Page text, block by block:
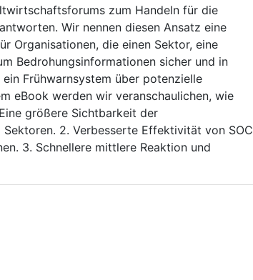
zum Handeln für die
Wir nennen diesen Ansatz eine
Organisationen, die einen Sektor, eine
Bedrohungsinformationen sicher und in
Frühwarnsystem über potenzielle
eBook werden wir veranschaulichen, wie
größere Sichtbarkeit der
2. Verbesserte Effektivität von SOC
3. Schnellere mittlere Reaktion und